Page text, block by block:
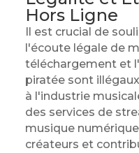
Hors Ligne
Il est crucial de
l'écoute légale de
téléchargement et
piratée sont
à l'industrie
des services de
musique
créateurs et